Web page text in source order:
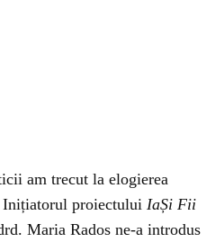
am trecut la elogierea
proiectului IaȘi Fii
Maria Rados ne-a introdus